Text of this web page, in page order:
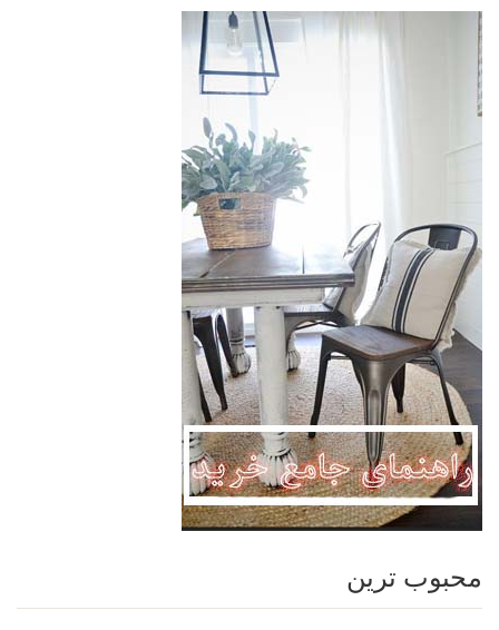
محبوب ترین